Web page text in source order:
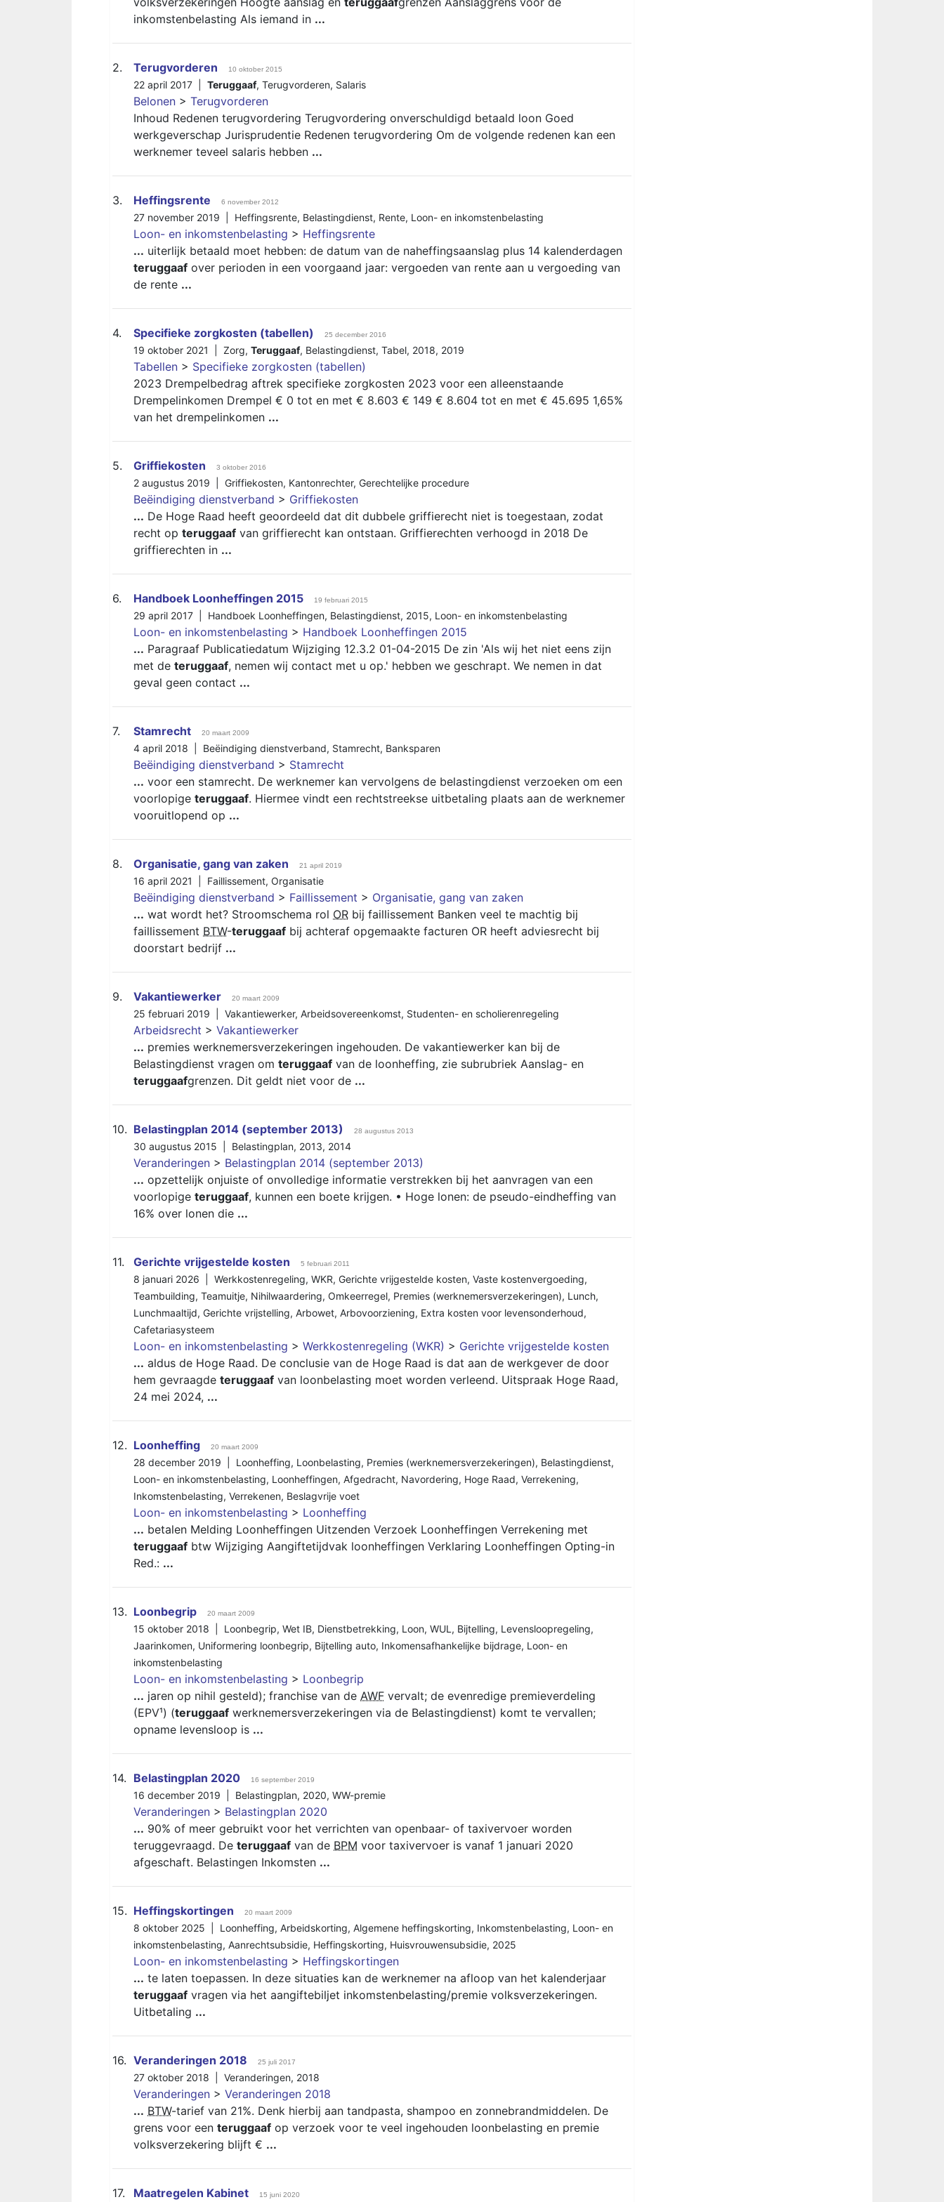
inkomstenbelasting Als iemand in ...
2. Terugvorderen 10 oktober 2015
22 april 2017 | Teruggaaf, Terugvorderen, Salaris
Belonen > Terugvorderen
Inhoud Redenen terugvordering Terugvordering onverschuldigd betaald loon Goed
werkgeverschap Jurisprudentie Redenen terugvordering Om de volgende redenen kan een
werknemer teveel salaris hebben ...
3. Heffingsrente 6 november 2012
27 november 2019 | Heffingsrente, Belastingdienst, Rente, Loon- en inkomstenbelasting
Loon- en inkomstenbelasting > Heffingsrente
... uiterlijk betaald moet hebben: de datum van de naheffingsaanslag plus 14 kalenderdagen
teruggaaf over perioden in een voorgaand jaar: vergoeden van rente aan u vergoeding van
de rente ...
4. Specifieke zorgkosten (tabellen) 25 december 2016
19 oktober 2021 | Zorg, Teruggaaf, Belastingdienst, Tabel, 2018, 2019
Tabellen > Specifieke zorgkosten (tabellen)
2023 Drempelbedrag aftrek specifieke zorgkosten 2023 voor een alleenstaande
Drempelinkomen Drempel € 0 tot en met € 8.603 € 149 € 8.604 tot en met € 45.695 1,65%
van het drempelinkomen ...
5. Griffiekosten 3 oktober 2016
2 augustus 2019 | Griffiekosten, Kantonrechter, Gerechtelijke procedure
Beëindiging dienstverband > Griffiekosten
... De Hoge Raad heeft geoordeeld dat dit dubbele griffierecht niet is toegestaan, zodat
recht op teruggaaf van griffierecht kan ontstaan. Griffierechten verhoogd in 2018 De
griffierechten in ...
6. Handboek Loonheffingen 2015 19 februari 2015
29 april 2017 | Handboek Loonheffingen, Belastingdienst, 2015, Loon- en inkomstenbelasting
Loon- en inkomstenbelasting > Handboek Loonheffingen 2015
... Paragraaf Publicatiedatum Wijziging 12.3.2 01-04-2015 De zin 'Als wij het niet eens zijn
met de teruggaaf, nemen wij contact met u op.' hebben we geschrapt. We nemen in dat
geval geen contact ...
7. Stamrecht 20 maart 2009
4 april 2018 | Beëindiging dienstverband, Stamrecht, Banksparen
Beëindiging dienstverband > Stamrecht
... voor een stamrecht. De werknemer kan vervolgens de belastingdienst verzoeken om een
voorlopige teruggaaf. Hiermee vindt een rechtstreekse uitbetaling plaats aan de werknemer
vooruitlopend op ...
8. Organisatie, gang van zaken 21 april 2019
16 april 2021 | Faillissement, Organisatie
Beëindiging dienstverband > Faillissement > Organisatie, gang van zaken
... wat wordt het? Stroomschema rol OR bij faillissement Banken veel te machtig bij
faillissement BTW-teruggaaf bij achteraf opgemaakte facturen OR heeft adviesrecht bij
doorstart bedrijf ...
9. Vakantiewerker 20 maart 2009
25 februari 2019 | Vakantiewerker, Arbeidsovereenkomst, Studenten- en scholierenregeling
Arbeidsrecht > Vakantiewerker
... premies werknemersverzekeringen ingehouden. De vakantiewerker kan bij de
Belastingdienst vragen om teruggaaf van de loonheffing, zie subrubriek Aanslag- en
teruggaafgrenzen. Dit geldt niet voor de ...
10. Belastingplan 2014 (september 2013) 28 augustus 2013
30 augustus 2015 | Belastingplan, 2013, 2014
Veranderingen > Belastingplan 2014 (september 2013)
... opzettelijk onjuiste of onvolledige informatie verstrekken bij het aanvragen van een
voorlopige teruggaaf, kunnen een boete krijgen. • Hoge lonen: de pseudo-eindheffing van
16% over lonen die ...
11. Gerichte vrijgestelde kosten 5 februari 2011
8 januari 2026 | Werkkostenregeling, WKR, Gerichte vrijgestelde kosten, Vaste kostenvergoeding,
Teambuilding, Teamuitje, Nihilwaardering, Omkeerregel, Premies (werknemersverzekeringen), Lunch,
Lunchmaaltijd, Gerichte vrijstelling, Arbowet, Arbovoorziening, Extra kosten voor levensonderhoud,
Cafetariasysteem
Loon- en inkomstenbelasting > Werkkostenregeling (WKR) > Gerichte vrijgestelde kosten
... aldus de Hoge Raad. De conclusie van de Hoge Raad is dat aan de werkgever de door
hem gevraagde teruggaaf van loonbelasting moet worden verleend. Uitspraak Hoge Raad,
24 mei 2024, ...
12. Loonheffing 20 maart 2009
28 december 2019 | Loonheffing, Loonbelasting, Premies (werknemersverzekeringen), Belastingdienst,
Loon- en inkomstenbelasting, Loonheffingen, Afgedracht, Navordering, Hoge Raad, Verrekening,
Inkomstenbelasting, Verrekenen, Beslagvrije voet
Loon- en inkomstenbelasting > Loonheffing
... betalen Melding Loonheffingen Uitzenden Verzoek Loonheffingen Verrekening met
teruggaaf btw Wijziging Aangiftetijdvak loonheffingen Verklaring Loonheffingen Opting-in
Red.: ...
13. Loonbegrip 20 maart 2009
15 oktober 2018 | Loonbegrip, Wet IB, Dienstbetrekking, Loon, WUL , Bijtelling, Levensloopregeling,
Jaarinkomen, Uniformering loonbegrip, Bijtelling auto, Inkomensafhankelijke bijdrage, Loon- en
inkomstenbelasting
Loon- en inkomstenbelasting > Loonbegrip
... jaren op nihil gesteld); franchise van de AWF vervalt; de evenredige premieverdeling
(EPV¹) (teruggaaf werknemersverzekeringen via de Belastingdienst) komt te vervallen;
opname levensloop is ...
14. Belastingplan 2020 16 september 2019
16 december 2019 | Belastingplan, 2020, WW-premie
Veranderingen > Belastingplan 2020
... 90% of meer gebruikt voor het verrichten van openbaar- of taxivervoer worden
teruggevraagd. De teruggaaf van de BPM voor taxivervoer is vanaf 1 januari 2020
afgeschaft. Belastingen Inkomsten ...
15. Heffingskortingen 20 maart 2009
8 oktober 2025 | Loonheffing, Arbeidskorting, Algemene heffingskorting, Inkomstenbelasting, Loon- en
inkomstenbelasting, Aanrechtsubsidie, Heffingskorting, Huisvrouwensubsidie, 2025
Loon- en inkomstenbelasting > Heffingskortingen
... te laten toepassen. In deze situaties kan de werknemer na afloop van het kalenderjaar
teruggaaf vragen via het aangiftebiljet inkomstenbelasting/premie volksverzekeringen.
Uitbetaling ...
16. Veranderingen 2018 25 juli 2017
27 oktober 2018 | Veranderingen, 2018
Veranderingen > Veranderingen 2018
... BTW-tarief van 21%. Denk hierbij aan tandpasta, shampoo en zonnebrandmiddelen. De
grens voor een teruggaaf op verzoek voor te veel ingehouden loonbelasting en premie
volksverzekering blijft € ...
17. Maatregelen Kabinet 15 juni 2020